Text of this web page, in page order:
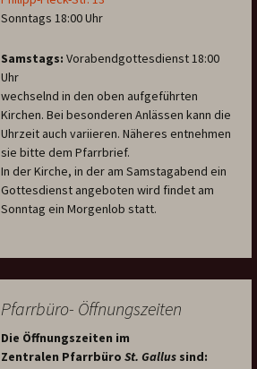
Sonntags 18:00 Uhr
Samstags: Vorabendgottesdienst 18:00
Uhr
wechselnd in den oben aufgeführten
Kirchen. Bei besonderen Anlässen kann die
Uhrzeit auch variieren. Näheres entnehmen
sie bitte dem Pfarrbrief.
In der Kirche, in der am Samstagabend ein
Gottesdienst angeboten wird findet am
Sonntag ein Morgenlob statt.
Pfarrbüro- Öffnungszeiten
Die Öffnungszeiten im
Zentralen Pfarrbüro St. Gallus sind: